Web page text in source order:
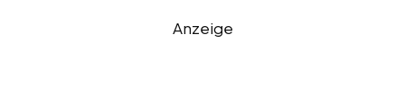
Anzeige